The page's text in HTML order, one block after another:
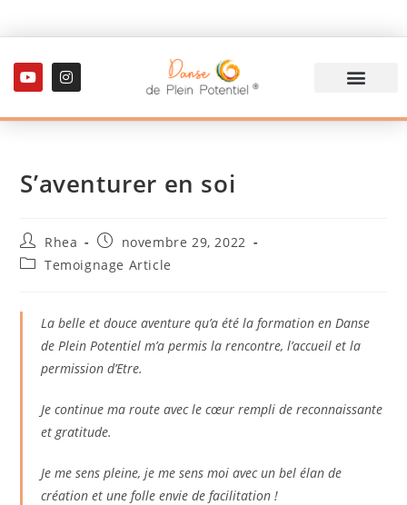
S’aventurer en soi
Rhea
novembre 29, 2022
Temoignage Article
La belle et douce aventure qu’a été la formation en Danse
de Plein Potentiel m’a permis la rencontre, l’accueil et la
permission d’Etre.
Je continue ma route avec le cœur rempli de reconnaissante
et gratitude.
Je me sens pleine, je me sens moi avec un bel élan de
création et une folle envie de facilitation !